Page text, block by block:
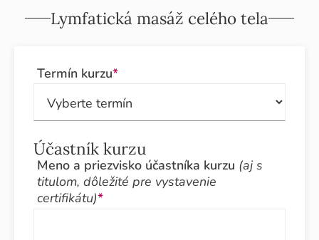
Lymfatická masáž celého tela
Termín kurzu*
Účastník kurzu
Meno a priezvisko účastníka kurzu (aj s
titulom, dôležité pre vystavenie
certifikátu)*